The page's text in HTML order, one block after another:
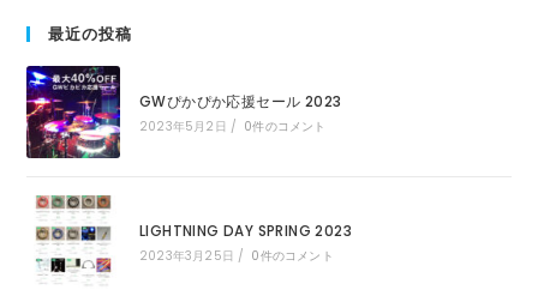
最近の投稿
GWぴかぴか応援セール 2023
2023年5月2日 / 0件のコメント
LIGHTNING DAY SPRING 2023
2023年3月25日 / 0件のコメント